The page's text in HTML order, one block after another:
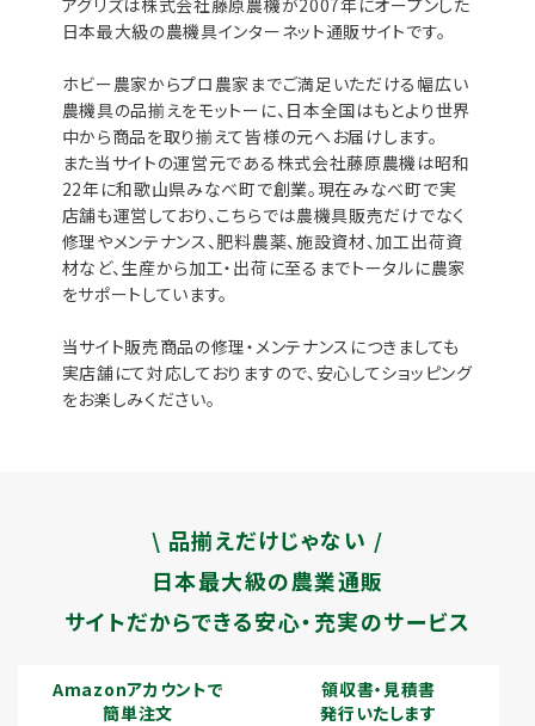
日本最大級の農機具インターネット通販サイトです。
ホビー農家からプロ農家までご満足いただける幅広い
農機具の品揃えをモットーに、日本全国はもとより世界
中から商品を取り揃えて皆様の元へお届けします。
また当サイトの運営元である株式会社藤原農機は昭和
22年に和歌山県みなべ町で創業。現在みなべ町で実
店舗も運営しており、こちらでは農機具販売だけでなく
修理やメンテナンス、肥料農薬、施設資材、加工出荷資
材など、生産から加工・出荷に至るまでトータルに農家
をサポートしています。
当サイト販売商品の修理・メンテナンスにつきましても
実店舗にて対応しておりますので、安心してショッピング
をお楽しみください。
\ 品揃えだけじゃない /
日本最大級の農業通販
サイトだからできる安心・充実のサービス
Amazonアカウントで
簡単注文
領収書・見積書
発行いたします